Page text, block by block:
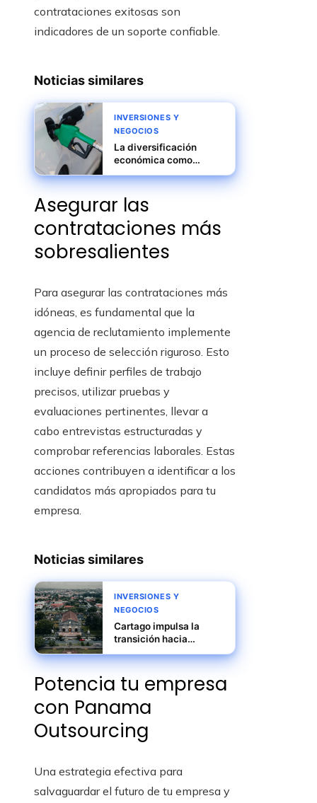
contrataciones exitosas son
indicadores de un soporte confiable.
Noticias similares
INVERSIONES Y
NEGOCIOS
La diversificación
económica como
camino para la
estabilidad
macroeconómica en
Argelia
Asegurar las
contrataciones más
sobresalientes
Para asegurar las contrataciones más
idóneas, es fundamental que la
agencia de reclutamiento implemente
un proceso de selección riguroso. Esto
incluye definir perfiles de trabajo
precisos, utilizar pruebas y
evaluaciones pertinentes, llevar a
cabo entrevistas estructuradas y
comprobar referencias laborales. Estas
acciones contribuyen a identificar a los
candidatos más apropiados para tu
empresa.
Noticias similares
INVERSIONES Y
NEGOCIOS
Cartago impulsa la
transición hacia
industrias más
eficientes y
responsables
Potencia tu empresa
con Panama
Outsourcing
Una estrategia efectiva para
salvaguardar el futuro de tu empresa y